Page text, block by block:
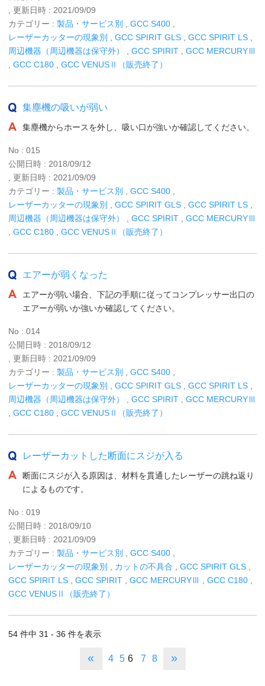
, 更新日時 : 2021/09/09
カテゴリー : 製品・サービス別 GCC S400
レーザーカッターの現象別
GCC SPIRIT GLS GCC SPIRIT LS
周辺機器（周辺機器は保守外）
GCC SPIRIT
GCC MERCURYⅢ
GCC C180 GCC VENUSⅡ（販売終了）
集塵機の吸いが弱い
集塵機からホースを外し、吸い口が強いか確認してください。
No : 015
公開日時 : 2018/09/12
, 更新日時 : 2021/09/09
カテゴリー : 製品・サービス別 GCC S400
レーザーカッターの現象別
GCC SPIRIT GLS GCC SPIRIT LS
周辺機器（周辺機器は保守外）
GCC SPIRIT
GCC MERCURYⅢ
GCC C180 GCC VENUSⅡ（販売終了）
エアーが弱くなった
エアーが弱い場合、下記の手順に従ってコンプレッサー出口の
エアーが弱いか強いか確認してください。
No : 014
公開日時 : 2018/09/12
, 更新日時 : 2021/09/09
カテゴリー : 製品・サービス別 GCC S400
レーザーカッターの現象別
GCC SPIRIT GLS GCC SPIRIT LS
周辺機器（周辺機器は保守外）
GCC SPIRIT
GCC MERCURYⅢ
GCC C180 GCC VENUSⅡ（販売終了）
レーザーカットした断面にスジが入る
断面にスジが入る原因は、材料を貫通したレーザーの跳ね返り
によるものです。
No : 019
公開日時 : 2018/09/10
, 更新日時 : 2021/09/09
カテゴリー : 製品・サービス別 GCC S400
レーザーカッターの現象別
カットの不具合 GCC SPIRIT GLS
GCC SPIRIT LS
GCC SPIRIT GCC MERCURYⅢ GCC C180
GCC VENUSⅡ（販売終了）
54 件中 31 - 36 件を表示
« 4 5 6 7 8 »